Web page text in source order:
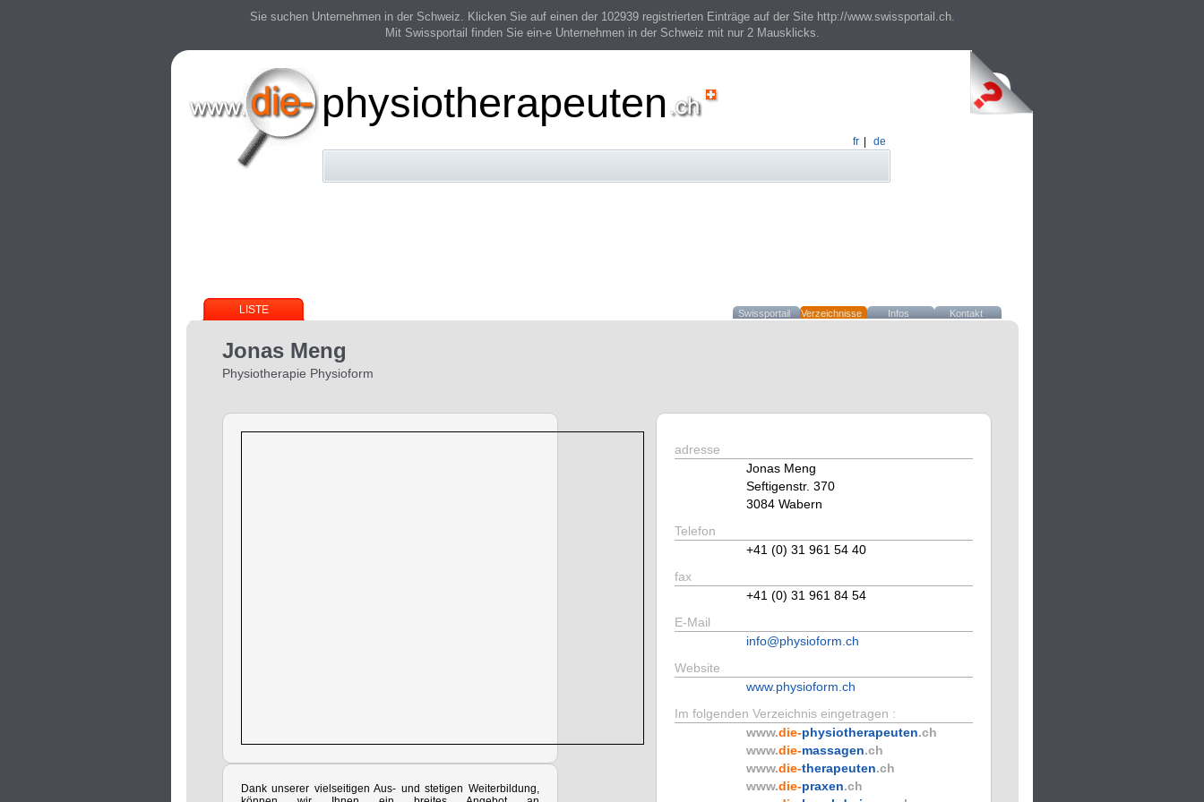
Sie suchen Unternehmen in der Schweiz. Klicken Sie auf einen der 102939 registrierten Einträge auf der Site http://www.swissportail.ch.
Mit Swissportail finden Sie ein-e Unternehmen in der Schweiz mit nur 2 Mausklicks.
physiotherapeuten
fr de
LISTE Swissportail Verzeichnisse Infos Kontakt
Jonas Meng
Physiotherapie Physioform
Dank unserer vielseitigen Aus- und stetigen Weiterbildung,
adresse
Jonas Meng
Seftigenstr. 370
3084 Wabern
Telefon
+41 (0) 31 961 54 40
fax
+41 (0) 31 961 84 54
E-Mail
info@physioform.ch
Website
www.physioform.ch
Im folgenden Verzeichnis eingetragen :
www.die-physiotherapeuten.ch
www.die-massagen.ch
www.die-therapeuten.ch
www.die-praxen.ch